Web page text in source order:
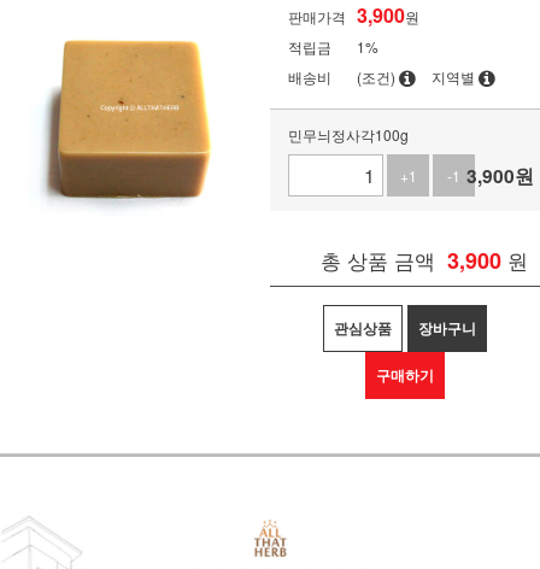
판매가격 3,900원
적립금
1%
배송비
(조건) 지역별
민무늬정사각100g
+1
-1 3,900원
총 상품 금액 3,900 원
관심상품 장바구니
구매하기